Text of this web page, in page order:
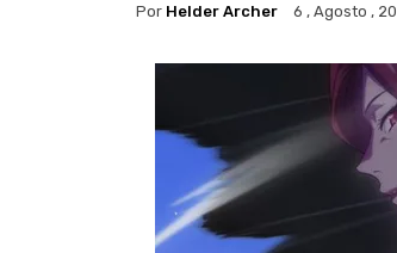
Por Helder Archer 6 , Agosto ,